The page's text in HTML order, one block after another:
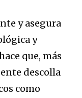
y asegura
y
que, más
descolla
como